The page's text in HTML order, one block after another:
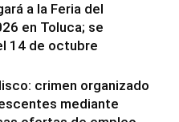
a la Feria del
en Toluca; se
14 de octubre
crimen organizado
mediante